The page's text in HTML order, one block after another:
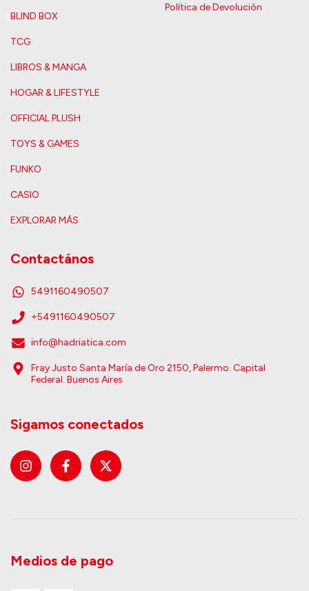
BLIND BOX
TCG
LIBROS & MANGA
HOGAR & LIFESTYLE
OFFICIAL PLUSH
TOYS & GAMES
FUNKO
CASIO
EXPLORAR MÁS
Política de Devolución
Contactános
5491160490507
+5491160490507
info@hadriatica.com
Fray Justo Santa María de Oro 2150, Palermo. Capital
Federal. Buenos Aires
Sigamos conectados
Medios de pago